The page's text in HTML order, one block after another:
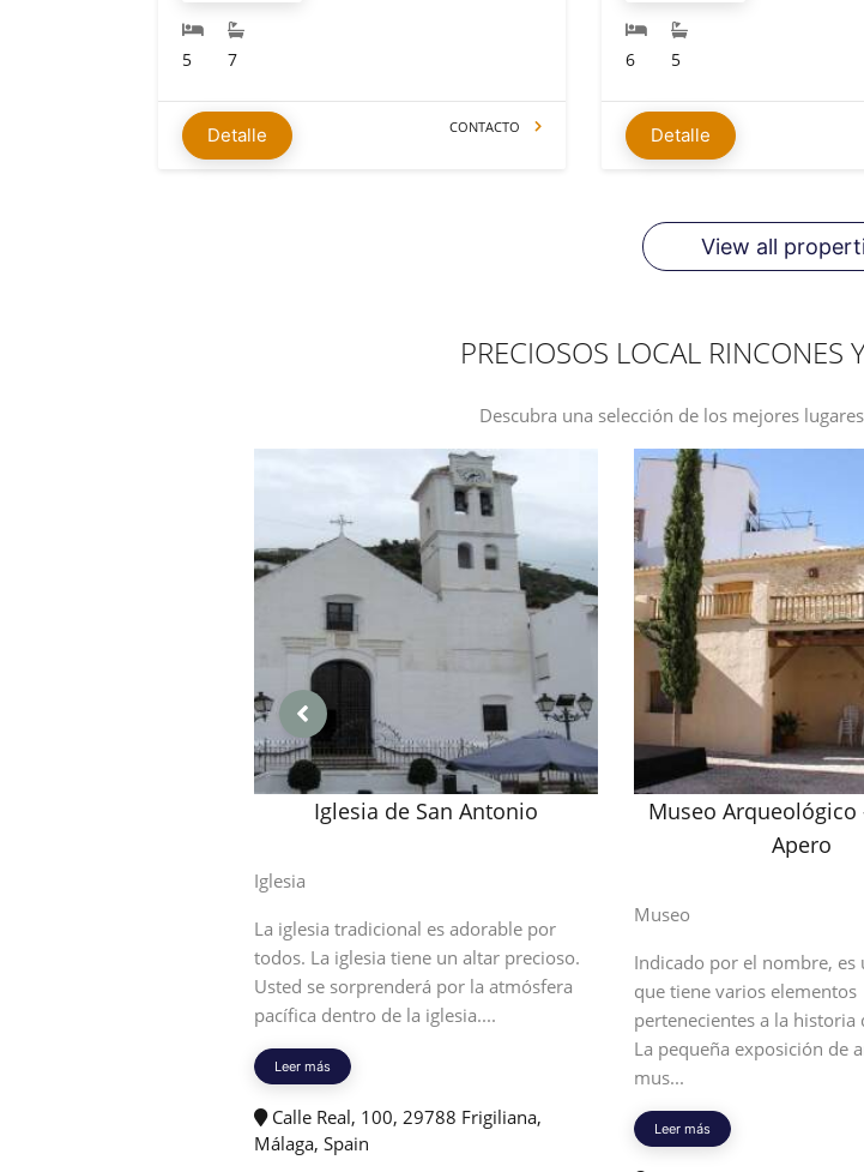
5 7
Detalle CONTACTO
6 5
Detalle
View all
PRECIOSOS LOCAL RINCONES
Descubra una selección de los mejores
Iglesia de San Antonio
Iglesia
La iglesia tradicional es adorable por
todos. La iglesia tiene un altar precioso.
Usted se sorprenderá por la atmósfera
pacífica dentro de la iglesia....
Leer más
Calle Real, 100, 29788 Frigiliana,
Málaga, Spain
Museo Arqueológico
Apero
Museo
Indicado por el nombre, es
que tiene varios elementos
pertenecientes a la historia
La pequeña exposición de
mus...
Leer más